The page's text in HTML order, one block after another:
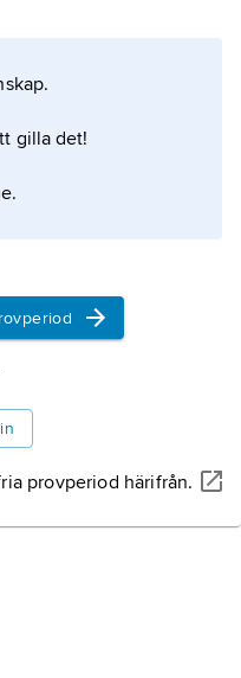
är djupt
och buken
gilla det!
provperiod härifrån.